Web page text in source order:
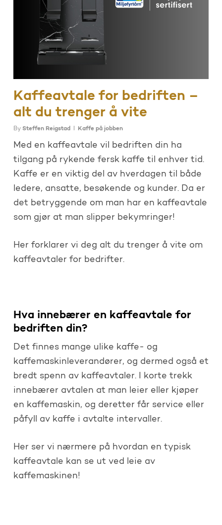
Kaffeavtale for bedriften –
alt du trenger å vite
By Steffen Reigstad Kaffe på jobben
Med en kaffeavtale vil bedriften din ha
tilgang på rykende fersk kaffe til enhver tid.
Kaffe er en viktig del av hverdagen til både
ledere, ansatte, besøkende og kunder. Da er
det betryggende om man har en kaffeavtale
som gjør at man slipper bekymringer!
Her forklarer vi deg alt du trenger å vite om
kaffeavtaler for bedrifter.
Hva innebærer en kaffeavtale for
bedriften din?
Det finnes mange ulike kaffe- og
kaffemaskinleverandører, og dermed også et
bredt spenn av kaffeavtaler. I korte trekk
innebærer avtalen at man leier eller kjøper
en kaffemaskin, og deretter får service eller
påfyll av kaffe i avtalte intervaller.
Her ser vi nærmere på hvordan en typisk
kaffeavtale kan se ut ved leie av
kaffemaskinen!